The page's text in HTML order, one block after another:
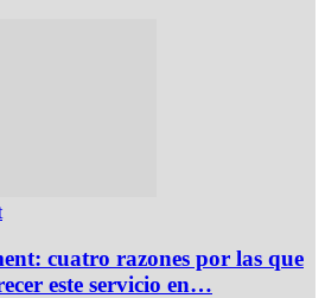
cuatro razones por las que
este servicio en…